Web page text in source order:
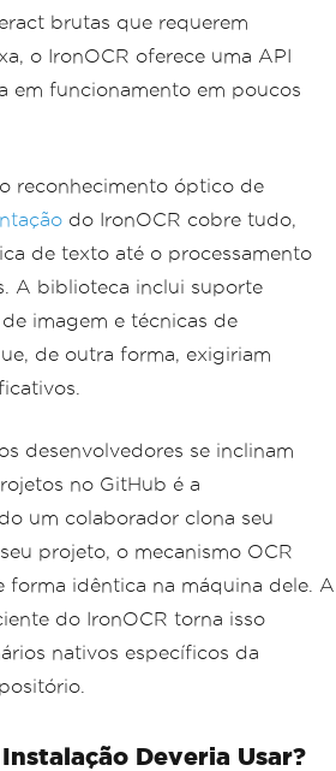
brutas que requerem
o IronOCR oferece uma API
em funcionamento em poucos
reconhecimento óptico de
do IronOCR cobre tudo,
de texto até o processamento
A biblioteca inclui suporte
imagem e técnicas de
de outra forma, exigiriam
desenvolvedores se inclinam
no GitHub é a
um colaborador clona seu
projeto, o mecanismo OCR
forma idêntica na máquina dele. A
do IronOCR torna isso
nativos específicos da
Deveria Usar?